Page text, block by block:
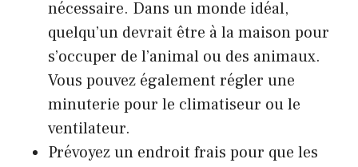
nécessaire. Dans un monde idéal,
quelqu’un devrait être à la maison pour
s’occuper de l’animal ou des animaux.
Vous pouvez également régler une
minuterie pour le climatiseur ou le
ventilateur.
Prévoyez un endroit frais pour que les